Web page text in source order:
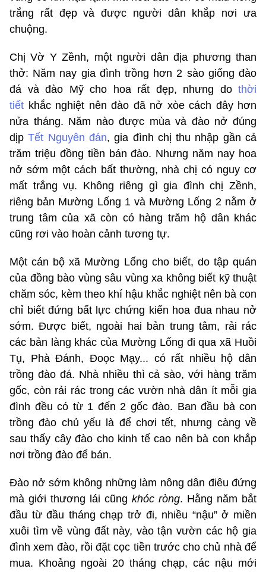
trắng rất đẹp và được người dân khắp nơi ưa
chuộng.
Chị Vờ Y Zềnh, một người dân địa phương than
thở: Năm nay gia đình trồng hơn 2 sào giống đào
đá và đào Mỹ cho hoa rất đẹp, nhưng do thời
tiết khắc nghiệt nên đào đã nở xòe cách đây hơn
nửa tháng. Năm nào được mùa và đào nở đúng
dịpTết Nguyên đán, gia đình chị thu nhập gần cả
trăm triệu đồng tiền bán đào. Nhưng năm nay hoa
nở sớm một cách bất thường, nhà chị có nguy cơ
mất trắng vụ. Không riêng gì gia đình chị Zềnh,
riêng bản Mường Lống 1 và Mường Lống 2 nằm ở
trung tâm của xã còn có hàng trăm hộ dân khác
cũng rơi vào hoàn cảnh tương tự.
Một cán bộ xã Mường Lống cho biết, do tập quán
của đồng bào vùng sâu vùng xa không biết kỹ thuật
chăm sóc, kèm theo khí hậu khắc nghiệt nên bà con
chỉ biết đứng bất lực chứng kiến hoa đua nhau nở
sớm. Được biết, ngoài hai bản trung tâm, rải rác
các bản làng khác của Mường Lống đi qua xã Huồi
Tụ, Phà Đánh, Đoọc Mạy... có rất nhiều hộ dân
trồng đào đá. Nhà nhiều thì cả sào, với hàng trăm
gốc, còn rải rác trong các vườn nhà dân ít mỗi gia
đình đều có từ 1 đến 2 gốc đào. Ban đầu bà con
trồng đào chủ yếu là để chơi tết, nhưng càng về
sau thấy cây đào cho kinh tế cao nên bà con khắp
nơi trồng đào để bán.
Đào nở sớm không những làm nông dân điêu đứng
mà giới thương lái cũng khóc ròng. Hằng năm bắt
đầu từ đầu tháng chạp trở đi, nhiều “nậu” ở miền
xuôi tìm về vùng đất này, vào tận vườn các hộ gia
đình xem đào, rồi đặt cọc tiền trước cho chủ nhà để
mua. Khoảng ngoài 20 tháng chạp, các nậu mới